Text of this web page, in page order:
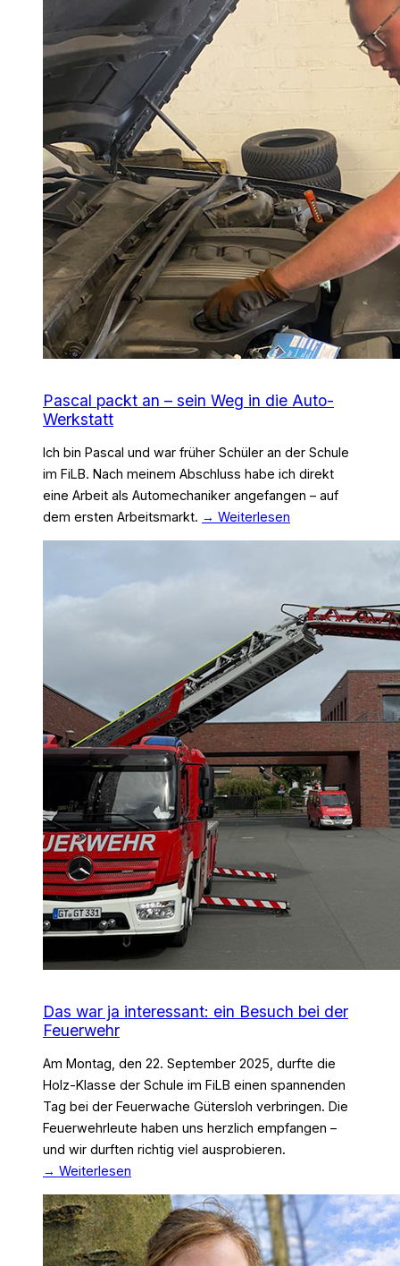
Pascal packt an – sein Weg in die Auto-
Werkstatt
Ich bin Pascal und war früher Schüler an der Schule
im FiLB. Nach meinem Abschluss habe ich direkt
eine Arbeit als Automechaniker angefangen – auf
dem ersten Arbeitsmarkt. → Weiterlesen
Das war ja interessant: ein Besuch bei der
Feuerwehr
Am Montag, den 22. September 2025, durfte die
Holz-Klasse der Schule im FiLB einen spannenden
Tag bei der Feuerwache Gütersloh verbringen. Die
Feuerwehrleute haben uns herzlich empfangen –
und wir durften richtig viel ausprobieren.
→ Weiterlesen